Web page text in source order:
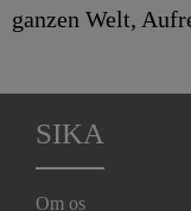
ganzen Welt,
SIKA
Om os